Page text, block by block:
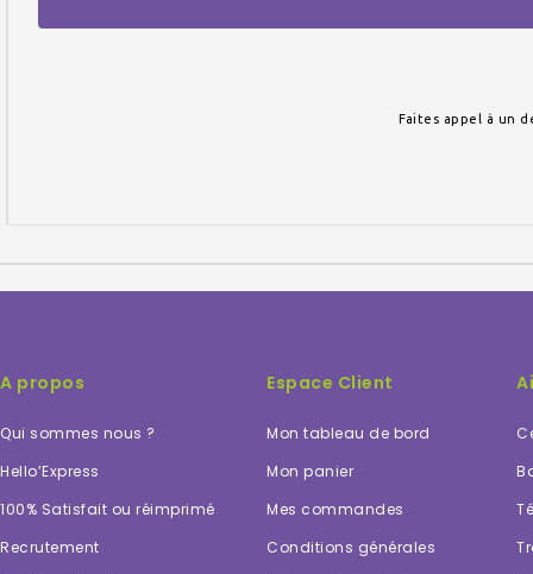
Faites appel à un
A propos
Qui sommes nous ?
Hello’Express
100% Satisfait ou réimprimé
Recrutement
Espace Client
Mon tableau de bord
Mon panier
Mes commandes
Conditions générales